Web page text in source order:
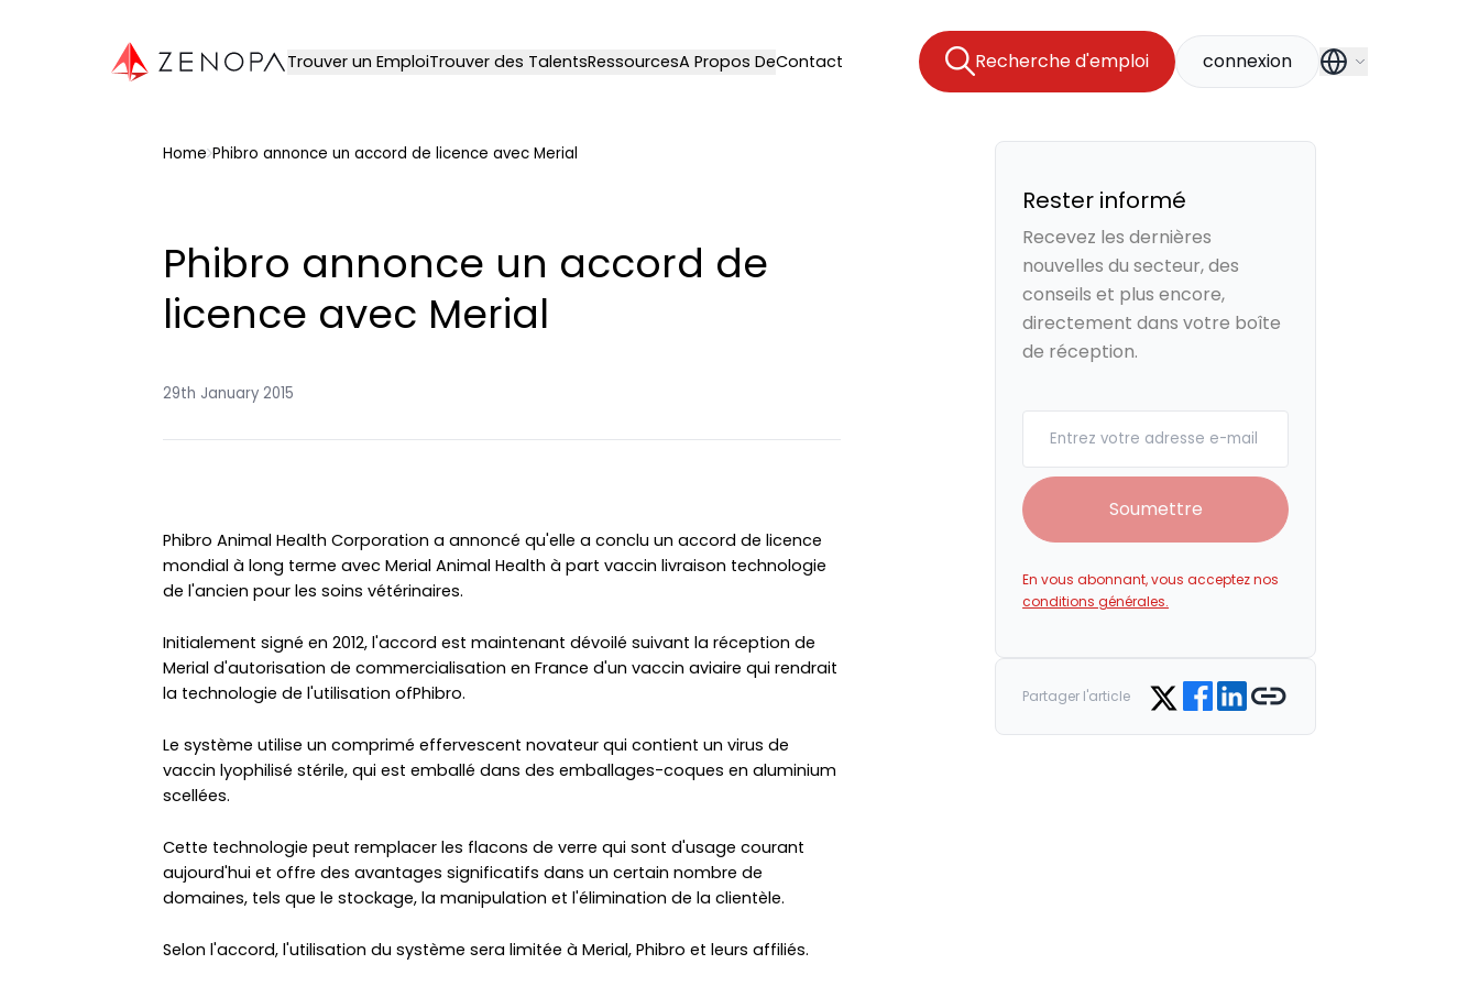
Zenopa Trouver un EmploiTrouver des TalentsRessourcesA Propos DeContact Recherche d'emploi connexion
Home Phibro annonce un accord de licence avec Merial
Phibro annonce un accord de
licence avec Merial
29th January 2015
Phibro Animal Health Corporation a annoncé qu'elle a conclu un accord de licence
mondial à long terme avec Merial Animal Health à part vaccin livraison technologie
de l'ancien pour les soins vétérinaires.
Initialement signé en 2012, l'accord est maintenant dévoilé suivant la réception de
Merial d'autorisation de commercialisation en France d'un vaccin aviaire qui rendrait
la technologie de l'utilisation ofPhibro.
Le système utilise un comprimé effervescent novateur qui contient un virus de
vaccin lyophilisé stérile, qui est emballé dans des emballages-coques en aluminium
scellées.
Cette technologie peut remplacer les flacons de verre qui sont d'usage courant
aujourd'hui et offre des avantages significatifs dans un certain nombre de
domaines, tels que le stockage, la manipulation et l'élimination de la clientèle.
Selon l'accord, l'utilisation du système sera limitée à Merial, Phibro et leurs affiliés.
Rester informé
Recevez les dernières
nouvelles du secteur, des
conseils et plus encore,
directement dans votre boîte
de réception.
Soumettre
En vous abonnant, vous acceptez nos
conditions générales.
Partager l'article Share on Twitter
Share on Facebook
Share on LinkedIn
Copy link